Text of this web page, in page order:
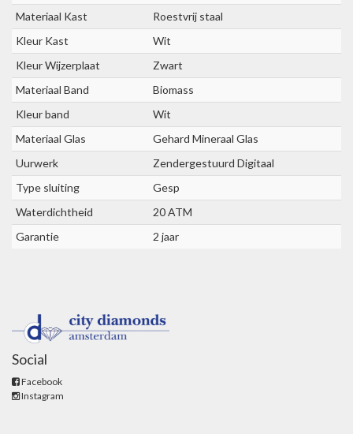
Materiaal Kast
Roestvrij staal
Kleur Kast
Wit
Kleur Wijzerplaat
Zwart
Materiaal Band
Biomass
Kleur band
Wit
Materiaal Glas
Gehard Mineraal Glas
Uurwerk
Zendergestuurd Digitaal
Type sluiting
Gesp
Waterdichtheid
20 ATM
Garantie
2 jaar
Social
Facebook
Instagram